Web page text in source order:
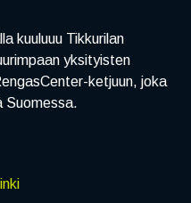
kuuluuu Tikkurilan
yksityisten
ketjuun, joka
Suomessa.